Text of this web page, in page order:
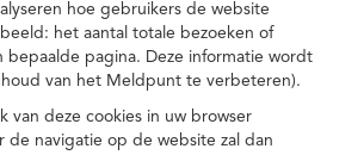
hoe gebruikers de website
het aantal totale bezoeken of
bepaalde pagina. Deze informatie wordt
van het Meldpunt te verbeteren).
van deze cookies in uw browser
de navigatie op de website zal dan